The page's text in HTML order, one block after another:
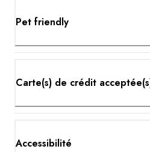
Pet friendly
Carte(s) de crédit
Accessibilité